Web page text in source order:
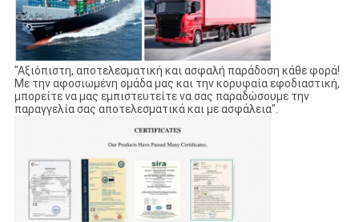
"Αξιόπιστη, αποτελεσματική και ασφαλή παράδοση κάθε φορά!
Με την αφοσιωμένη ομάδα μας και την κορυφαία εφοδιαστική,
μπορείτε να μας εμπιστευτείτε να σας παραδώσουμε την
παραγγελία σας αποτελεσματικά και με ασφάλεια".